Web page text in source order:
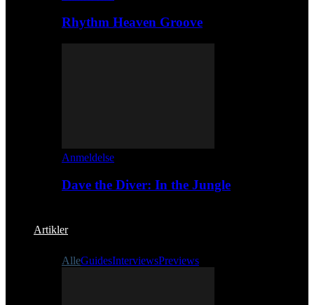
Rhythm Heaven Groove
Anmeldelse
Dave the Diver: In the Jungle
Artikler
AlleGuidesInterviewsPreviews